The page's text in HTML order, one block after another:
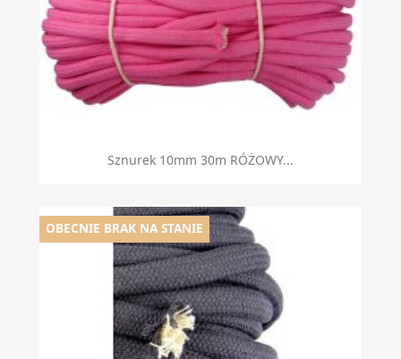
Sznurek 10mm 30m RÓŻOWY...
OBECNIE BRAK NA STANIE